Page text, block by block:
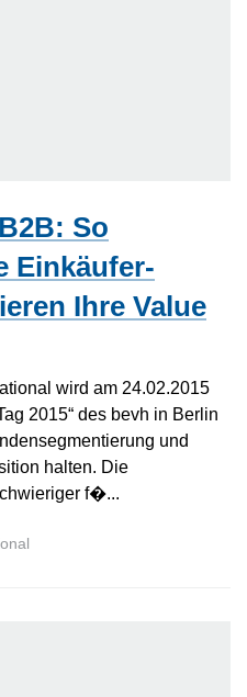
So
Einkäufer-
Ihre Value
wird am 24.02.2015
2015“ des bevh in Berlin
und
halten. Die
f�...